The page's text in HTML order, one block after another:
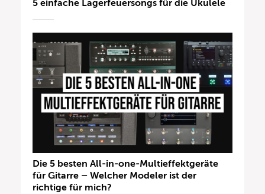
5 einfache Lagerfeuersongs für die Ukulele
Die 5 besten All-in-one-Multieffektgeräte
für Gitarre – Welcher Modeler ist der
richtige für mich?